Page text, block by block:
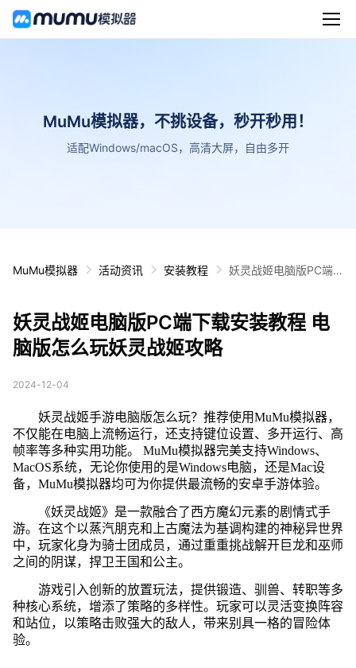
MuMu模拟器，不挑设备，秒开秒用！
适配Windows/macOS，高清大屏，自由多开
MuMu模拟器 活动资讯 安装教程
妖灵战姬电脑版PC端
妖灵战姬电脑版PC端下载安装教程 电
脑版怎么玩妖灵战姬攻略
2024-12-04
妖灵战姬手游电脑版怎么玩？推荐使用MuMu模拟器，
不仅能在电脑上流畅运行，还支持键位设置、多开运行、高
帧率等多种实用功能。 MuMu模拟器完美支持Windows、
MacOS系统，无论你使用的是Windows电脑，还是Mac设
备，MuMu模拟器均可为你提供最流畅的安卓手游体验。
《妖灵战姬》是一款融合了西方魔幻元素的剧情式手
游。在这个以蒸汽朋克和上古魔法为基调构建的神秘异世界
中，玩家化身为骑士团成员，通过重重挑战解开巨龙和巫师
之间的阴谋，捍卫王国和公主。
游戏引入创新的放置玩法，提供锻造、驯兽、转职等多
种核心系统，增添了策略的多样性。玩家可以灵活变换阵容
和站位，以策略击败强大的敌人，带来别具一格的冒险体
验。